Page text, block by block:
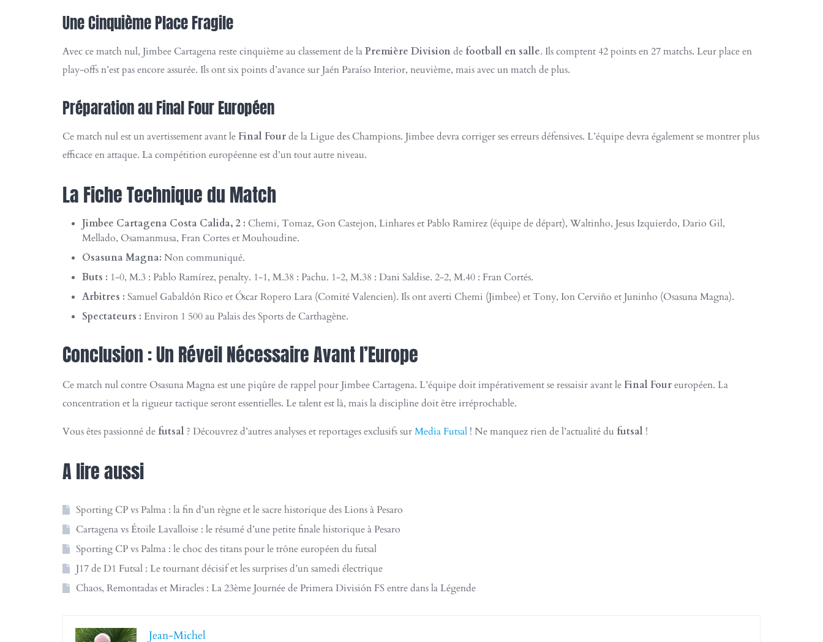
Une Cinquième Place Fragile
Avec ce match nul, Jimbee Cartagena reste cinquième au classement de laPremière Divisionde football en salle. Ils comptent 42 points en 27 matchs. Leur place en
play-offs n’est pas encore assurée. Ils ont six points d’avance sur Jaén Paraíso Interior, neuvième, mais avec un match de plus.
Préparation au Final Four Européen
Ce match nul est un avertissement avant le Final Fourde la Ligue des Champions. Jimbee devra corriger ses erreurs défensives. L’équipe devra également se montrer plus
efficace en attaque. La compétition européenne est d’un tout autre niveau.
La Fiche Technique du Match
Jimbee Cartagena Costa Calida, 2 : Chemi, Tomaz, Gon Castejon, Linhares et Pablo Ramirez (équipe de départ), Waltinho, Jesus Izquierdo, Dario Gil,
Mellado, Osamanmusa, Fran Cortes et Mouhoudine.
Osasuna Magna: Non communiqué.
Buts : 1-0, M.3 : Pablo Ramírez, penalty. 1-1, M.38 : Pachu. 1-2, M.38 : Dani Saldise. 2-2, M.40 : Fran Cortés.
Arbitres : Samuel Gabaldón Rico et Óscar Ropero Lara (Comité Valencien). Ils ont averti Chemi (Jimbee) et Tony, Ion Cerviño et Juninho (Osasuna Magna).
Spectateurs : Environ 1 500 au Palais des Sports de Carthagène.
Conclusion : Un Réveil Nécessaire Avant l’Europe
Ce match nul contre Osasuna Magna est une piqûre de rappel pour Jimbee Cartagena. L’équipe doit impérativement se ressaisir avant le Final Foureuropéen. La
concentration et la rigueur tactique seront essentielles. Le talent est là, mais la discipline doit être irréprochable.
Vous êtes passionné de futsal ? Découvrez d’autres analyses et reportages exclusifs surMedia Futsal ! Ne manquez rien de l’actualité du futsal !
A lire aussi
Sporting CP vs Palma : la fin d’un règne et le sacre historique des Lions à Pesaro
Cartagena vs Étoile Lavalloise : le résumé d’une petite finale historique à Pesaro
Sporting CP vs Palma : le choc des titans pour le trône européen du futsal
J17 de D1 Futsal : Le tournant décisif et les surprises d’un samedi électrique
Chaos, Remontadas et Miracles : La 23ème Journée de Primera División FS entre dans la Légende
Jean-Michel